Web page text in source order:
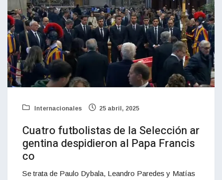
Internacionales 25 abril, 2025
Cuatro futbolistas de la Selección ar
gentina despidieron al Papa Francis
co
Se trata de Paulo Dybala, Leandro Paredes y Matías